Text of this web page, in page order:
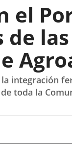
el
de
integración
toda la